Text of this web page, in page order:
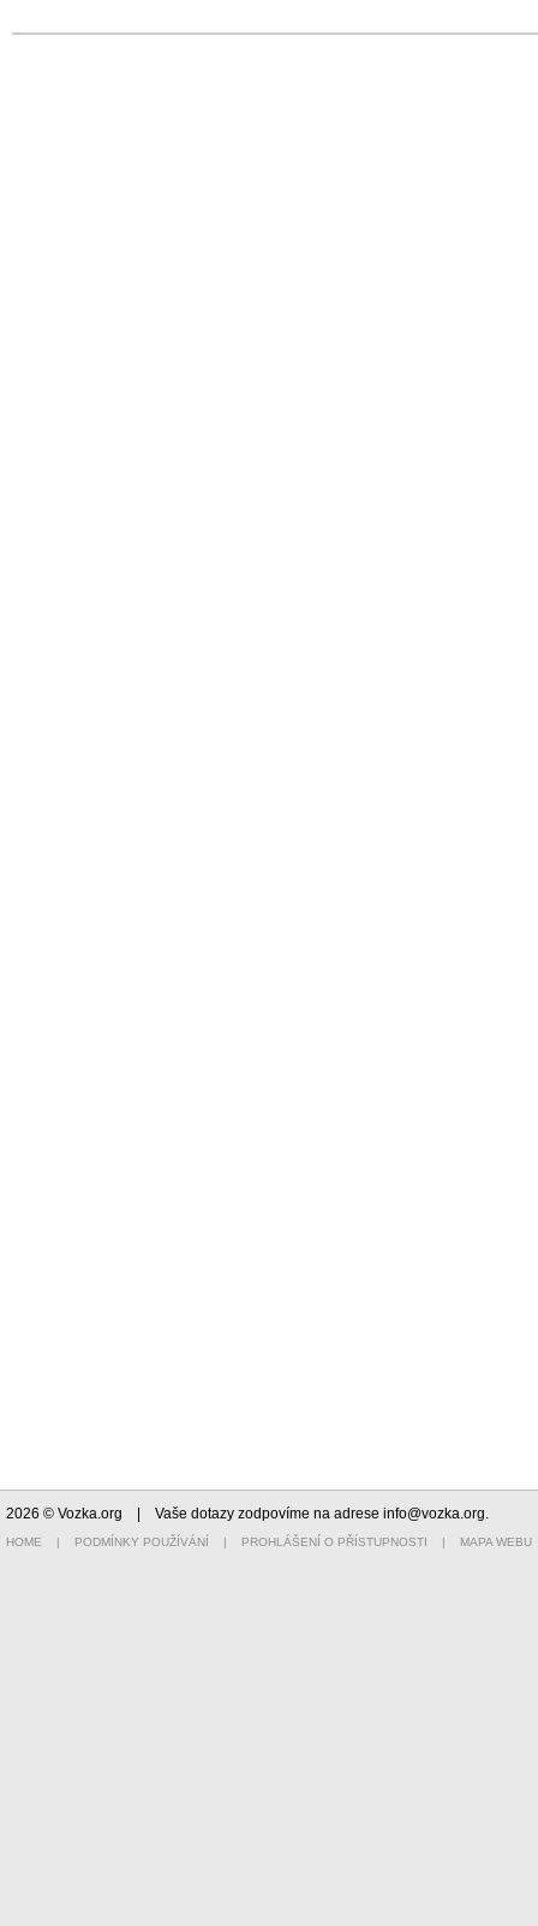
2026 © Vozka.org | Vaše dotazy zodpovíme na adrese info@vozka.org.
HOME | PODMÍNKY POUŽÍVÁNÍ | PROHLÁŠENÍ O PŘÍSTUPNOSTI | MAPA WEBU